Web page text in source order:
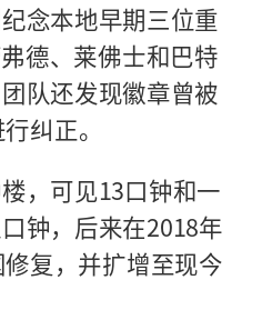
念本地早期三位重
德、莱佛士和巴特
队还发现徽章曾被
纠正。
，可见13口钟和一
钟，后来在2018年
复，并扩增至现今